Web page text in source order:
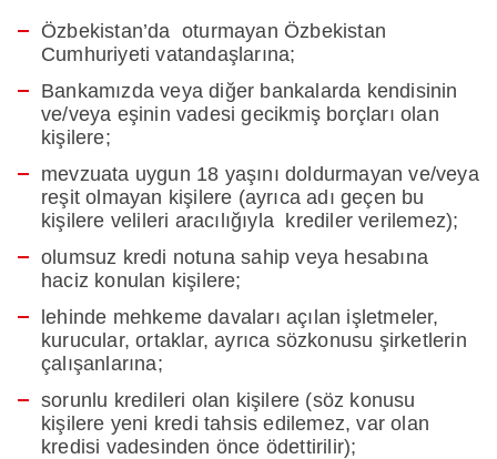
Özbekistan’da oturmayan Özbekistan
Cumhuriyeti vatandaşlarına;
Bankamızda veya diğer bankalarda kendisinin
ve/veya eşinin vadesi gecikmiş borçları olan
kişilere;
mevzuata uygun 18 yaşını doldurmayan ve/veya
reşit olmayan kişilere (ayrıca adı geçen bu
kişilere velileri aracılığıyla krediler verilemez);
olumsuz kredi notuna sahip veya hesabına
haciz konulan kişilere;
lehinde mehkeme davaları açılan işletmeler,
kurucular, ortaklar, ayrıca sözkonusu şirketlerin
çalışanlarına;
sorunlu kredileri olan kişilere (söz konusu
kişilere yeni kredi tahsis edilemez, var olan
kredisi vadesinden önce ödettirilir);